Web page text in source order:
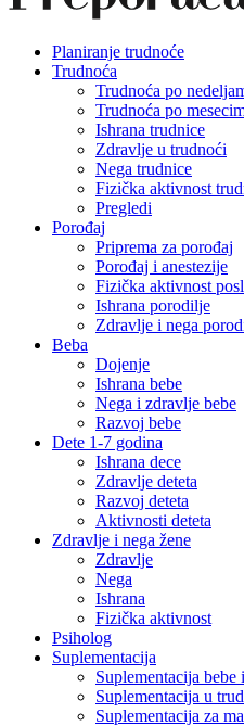
Planiranje trudnoće
Trudnoća
Trudnoća po
Trudnoća po
Ishrana trudnice
Zdravlje u trudnoći
Nega trudnice
Fizička aktivnost
Pregledi
Porođaj
Priprema za porođaj
Porođaj i anestezije
Fizička aktivnost
Ishrana porodilje
Zdravlje i nega
Beba
Dojenje
Ishrana bebe
Nega i zdravlje bebe
Razvoj bebe
Dete 1-7 godina
Ishrana dece
Zdravlje deteta
Razvoj deteta
Aktivnosti deteta
Zdravlje i nega žene
Zdravlje
Nega
Ishrana
Fizička aktivnost
Psiholog
Suplementacija
Suplementacija bebe
Suplementacija u
Suplementacija za